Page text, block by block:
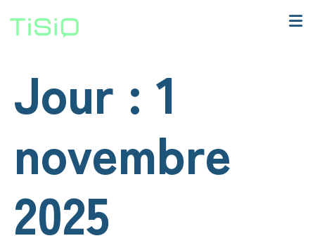
Jour : 1
novembre
2025